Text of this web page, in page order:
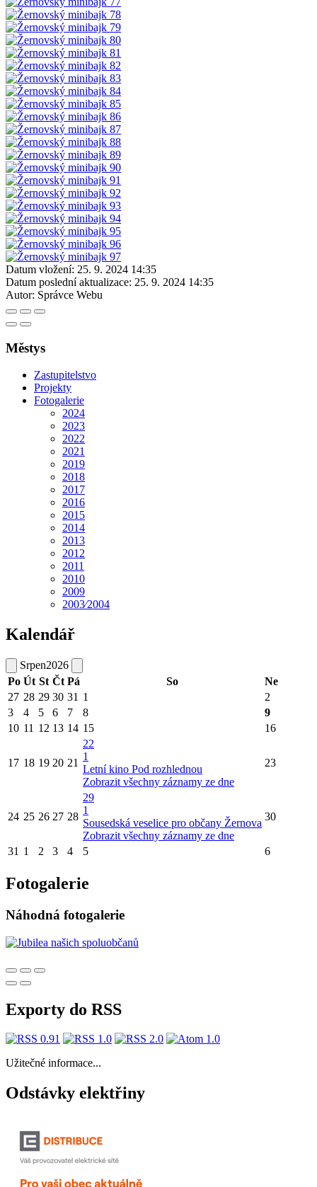
Datum vložení: 25. 9. 2024 14:35
Datum poslední aktualizace: 25. 9. 2024 14:35
Autor: Správce Webu
Městys
Zastupitelstvo
Projekty
Fotogalerie
2024
2023
2022
2021
2019
2018
2017
2016
2015
2014
2013
2012
2011
2010
2009
2003⁄2004
Kalendář
Srpen2026
Po Út St Čt Pá So
Ne
27 28 29 30 31 1
2
3
4 5 6 7 8
9
10 11 12 13 14 15 16
17 18 19 20 21
22
1
Letní kino Pod rozhlednou
Zobrazit všechny záznamy ze dne
23
24 25 26 27 28
29
1
Sousedská veselice pro občany Žernova
Zobrazit všechny záznamy ze dne
30
31 1 2 3 4 5 6
Fotogalerie
Náhodná fotogalerie
Exporty do RSS
Užitečné informace...
Odstávky elektřiny